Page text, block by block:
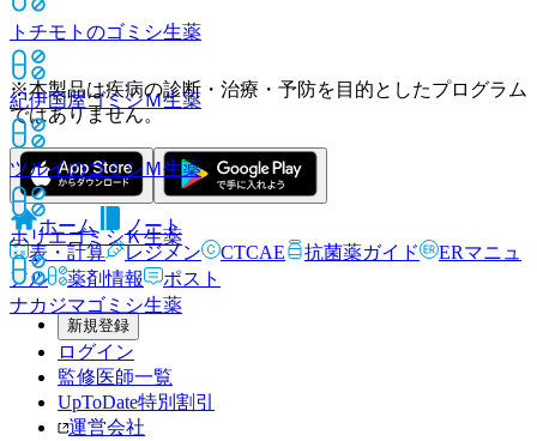
トチモトのゴミシ生薬
紀伊国屋ゴミシＭ生薬
ツルイのゴミシＭ生薬
ホリエゴミシＫ生薬
ナカジマゴミシ生薬
※本製品は疾病の診断・治療・予防を目的としたプログラム
ではありません。
ホーム
ノート
表・計算
レジメン CTCAE 抗菌薬ガイド
ERマニュ
アル
薬剤情報 ポスト
新規登録
ログイン
監修医師一覧
UpToDate特別割引
運営会社